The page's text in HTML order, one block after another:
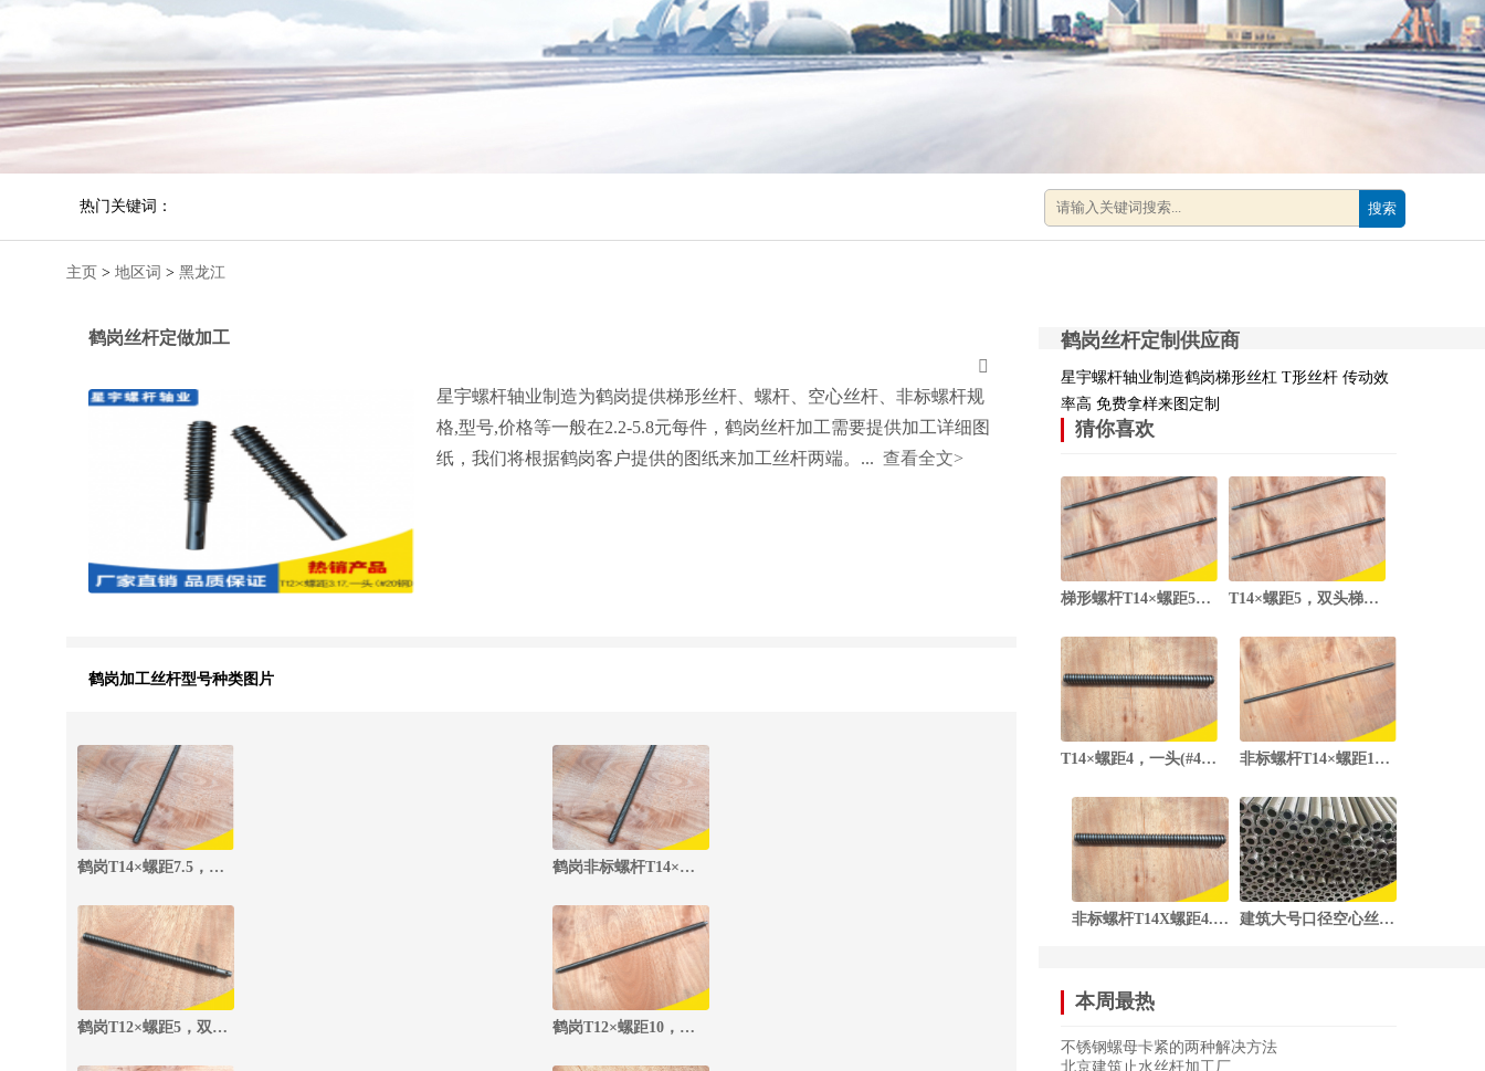
热门关键词： 搜索
主页 > 地区词 > 黑龙江
鹤岗丝杆定做加工

星宇螺杆轴业制造为鹤岗提供梯形丝杆、螺杆、空心丝杆、非标螺杆规
格,型号,价格等一般在2.2-5.8元每件，鹤岗丝杆加工需要提供加工详细图
纸，我们将根据鹤岗客户提供的图纸来加工丝杆两端。... 查看全文>
鹤岗加工丝杆型号种类图片
鹤岗T14×螺距7.5，三头梯形丝杆（#45钢） 鹤岗非标螺杆T14×螺距7.5，三头（#45钢）
鹤岗T12×螺距5，双头(#20钢)梯形螺杆 鹤岗T12×螺距10，四头（#20钢）梯形丝杆
鹤岗丝杆定制供应商
星宇螺杆轴业制造鹤岗梯形丝杠 T形丝杆 传动效
率高 免费拿样来图定制
猜你喜欢
梯形螺杆T14×螺距5双头（#45钢） T14×螺距5，双头梯形丝杆（#45钢）
T14×螺距4，一头(#45钢)梯形螺杆 非标螺杆T14×螺距12，三头（#20钢）
非标螺杆T14X螺距4.一头(#45钢) 建筑大号口径空心丝杆（空心顶托）
本周最热
不锈钢螺母卡紧的两种解决方法
北京建筑止水丝杆加工厂